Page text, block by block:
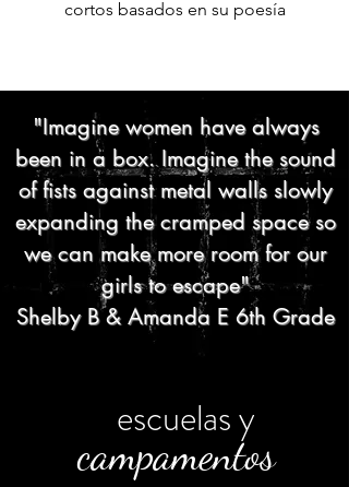
cortos basados ​​en su poesía
"Imagine women have always
been in a box. Imagine the sound
of fists against metal walls slowly
expanding the cramped space so
we can make more room for our
girls to escape"
Shelby B & Amanda E 6th Grade
escuelas y
campamentos